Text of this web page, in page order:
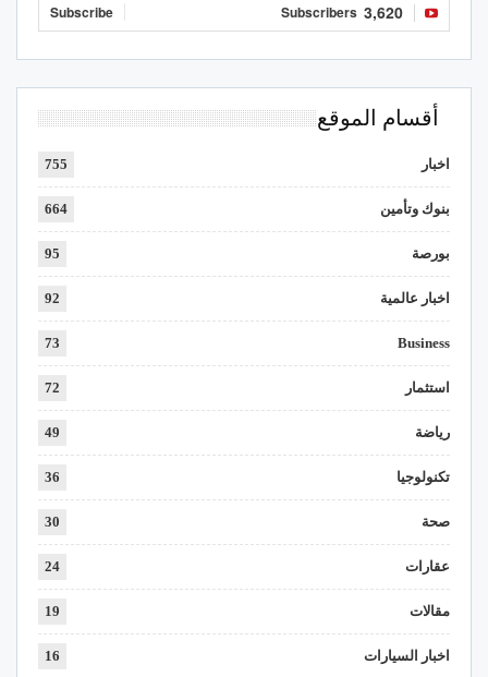
3,620
Subscribers
Subscribe
أقسام الموقع
اخبار 755
بنوك وتأمين 664
بورصة 95
اخبار عالمية 92
Business
73
استثمار 72
رياضة 49
تكنولوجيا 36
صحة 30
عقارات 24
مقالات 19
اخبار السيارات 16